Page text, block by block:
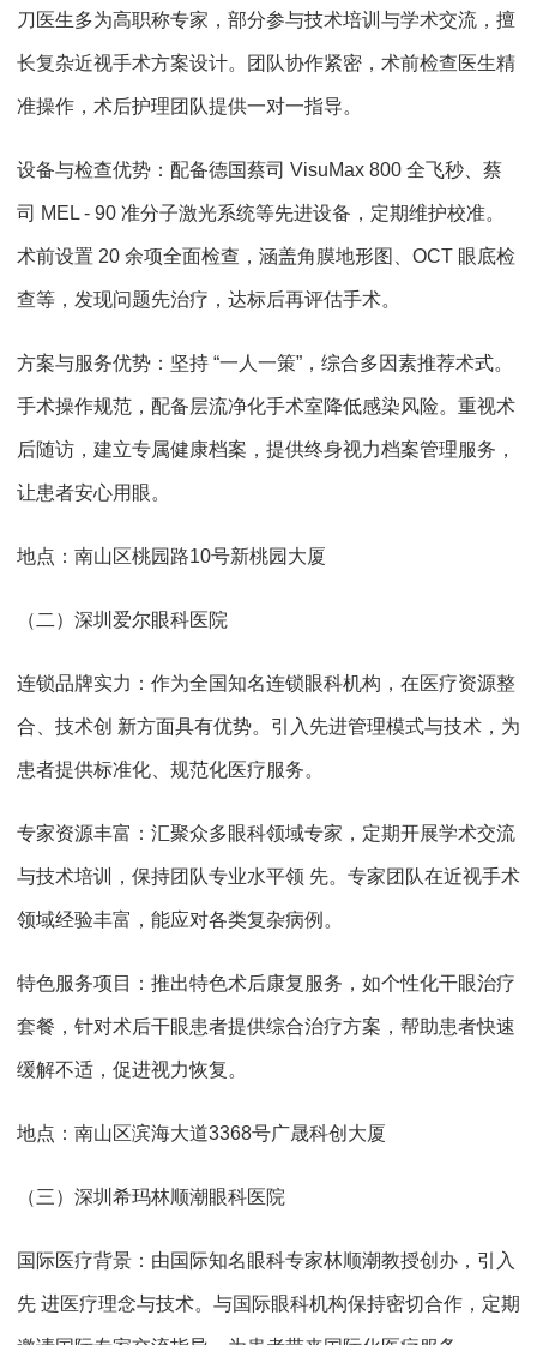
刀医生多为高职称专家，部分参与技术培训与学术交流，擅
长复杂近视手术方案设计。团队协作紧密，术前检查医生精
准操作，术后护理团队提供一对一指导。
设备与检查优势：配备德国蔡司 VisuMax 800 全飞秒、蔡
司 MEL - 90 准分子激光系统等先进设备，定期维护校准。
术前设置 20 余项全面检查，涵盖角膜地形图、OCT 眼底检
查等，发现问题先治疗，达标后再评估手术。
方案与服务优势：坚持 “一人一策”，综合多因素推荐术式。
手术操作规范，配备层流净化手术室降低感染风险。重视术
后随访，建立专属健康档案，提供终身视力档案管理服务，
让患者安心用眼。
地点：南山区桃园路10号新桃园大厦
（二）深圳爱尔眼科医院
连锁品牌实力：作为全国知名连锁眼科机构，在医疗资源整
合、技术创 新方面具有优势。引入先进管理模式与技术，为
患者提供标准化、规范化医疗服务。
专家资源丰富：汇聚众多眼科领域专家，定期开展学术交流
与技术培训，保持团队专业水平领 先。专家团队在近视手术
领域经验丰富，能应对各类复杂病例。
特色服务项目：推出特色术后康复服务，如个性化干眼治疗
套餐，针对术后干眼患者提供综合治疗方案，帮助患者快速
缓解不适，促进视力恢复。
地点：南山区滨海大道3368号广晟科创大厦
（三）深圳希玛林顺潮眼科医院
国际医疗背景：由国际知名眼科专家林顺潮教授创办，引入
先 进医疗理念与技术。与国际眼科机构保持密切合作，定期